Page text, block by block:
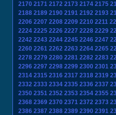
2170 2171 2172 2173 2174 2175
2188 2189 2190 2191 2192 2193
2206 2207 2208 2209 2210 2211
2224 2225 2226 2227 2228 2229
2242 2243 2244 2245 2246 2247
2260 2261 2262 2263 2264 2265
2278 2279 2280 2281 2282 2283
2296 2297 2298 2299 2300 2301
2314 2315 2316 2317 2318 2319
2332 2333 2334 2335 2336 2337
2350 2351 2352 2353 2354 2355
2368 2369 2370 2371 2372 2373
2386 2387 2388 2389 2390 2391